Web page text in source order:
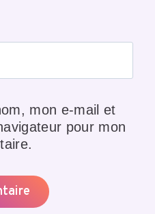
mon e-mail et
pour mon